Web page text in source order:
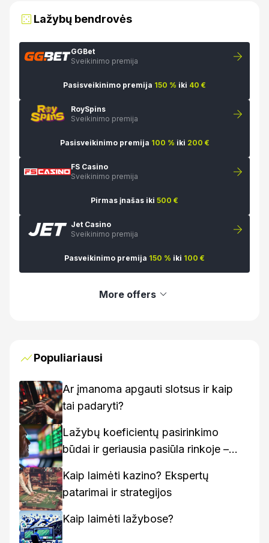
Lažybų bendrovės
GGBet
Sveikinimo premija
Pasisveikinimo premija 150 % iki 40 €
RoySpins
Sveikinimo premija
Pasisveikinimo premija 100 % iki 200 €
FS Casino
Sveikinimo premija
Pirmas įnašas iki 500 €
Jet Casino
Sveikinimo premija
Pasveikinimo premija 150 % iki 100 €
More offers
Populiariausi
Ar įmanoma apgauti slotsus ir kaip
tai padaryti?
Lažybų koeficientų pasirinkimo
būdai ir geriausia pasiūla rinkoje –
Kaip laimėti kazino? Ekspertų
patarimai ir strategijos
Kaip laimėti lažybose?